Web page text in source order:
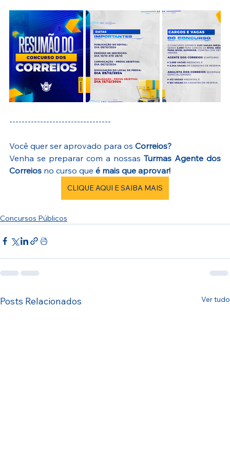
---------------------------------
Você quer ser aprovado para os Correios?
Venha se preparar com a nossas Turmas Agente dos
Correios no curso que é mais que aprovar!
CLIQUE AQUI E SAIBA MAIS
Concursos Públicos
Posts Relacionados Ver tudo